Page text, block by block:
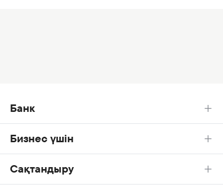
Банк
Бизнес үшін
Сақтандыру